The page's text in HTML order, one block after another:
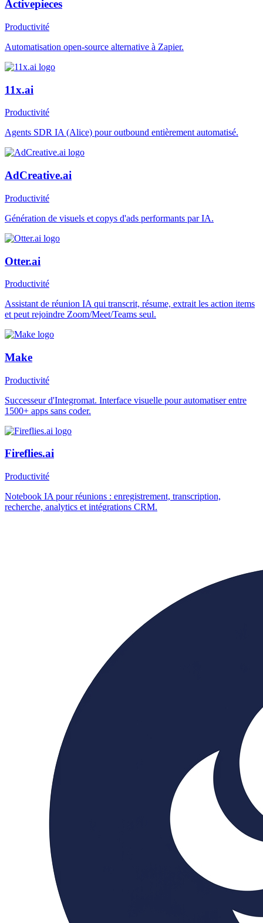
Activepieces
Productivité
Automatisation open-source alternative à Zapier.
11x.ai
Productivité
Agents SDR IA (Alice) pour outbound entièrement automatisé.
AdCreative.ai
Productivité
Génération de visuels et copys d'ads performants par IA.
Otter.ai
Productivité
Assistant de réunion IA qui transcrit, résume, extrait les action items
et peut rejoindre Zoom/Meet/Teams seul.
Make
Productivité
Successeur d'Integromat. Interface visuelle pour automatiser entre
1500+ apps sans coder.
Fireflies.ai
Productivité
Notebook IA pour réunions : enregistrement, transcription,
recherche, analytics et intégrations CRM.